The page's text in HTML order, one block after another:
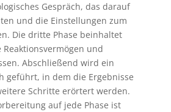
Gespräch, das darauf
und die Einstellungen zum
Die dritte Phase beinhaltet
und
Abschließend wird ein
geführt, in dem die Ergebnisse
Schritte erörtert werden.
auf jede Phase ist